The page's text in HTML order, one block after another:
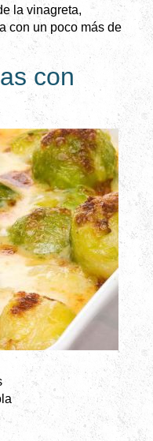
la vinagreta,
con un poco más de
con